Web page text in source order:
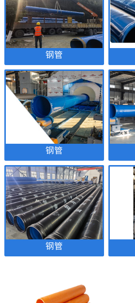
钢管
钢管
钢管